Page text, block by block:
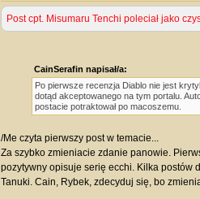
Post cpt. Misumaru Tenchi poleciał jako
CainSerafin napisał/a:
Po pierwsze recenzja Diablo nie jest
dotąd akceptowanego na tym portalu.
postacie potraktował po macoszemu.
/Me czyta pierwszy post w temacie...
Za szybko zmieniacie zdanie panowie.
pozytywny opisuje serię ecchi. Kilka postów
Tanuki. Cain, Rybek, zdecyduj się, bo